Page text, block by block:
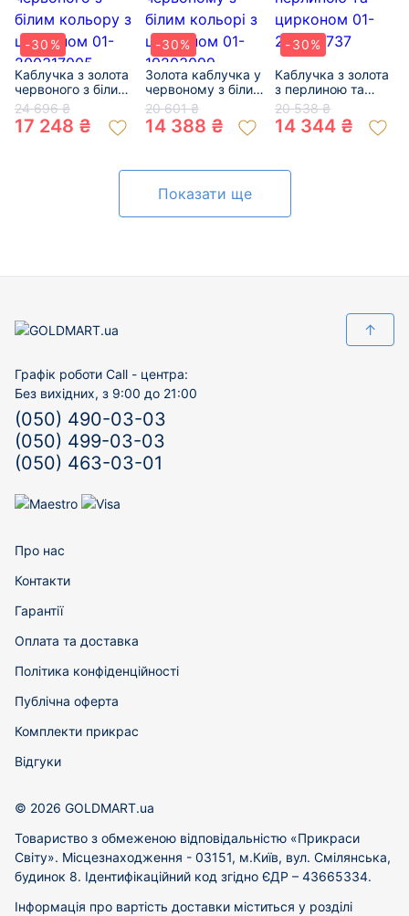
-30%
Каблучка з золота
червоного з білим
кольору з
цирконом 01-
200317005
24 696 ₴
17 248 ₴
-30%
Золота каблучка у
червоному з білим
кольорі з
цирконом 01-
19203099
20 601 ₴
14 388 ₴
-30%
Каблучка з золота
з перлиною та
цирконом 01-
200317737
20 538 ₴
14 344 ₴
Показати ще
↑
Графік роботи Call - центра:
Без вихідних, з 9:00 до 21:00
(050) 490-03-03
(050) 499-03-03
(050) 463-03-01
Про нас
Контакти
Гарантії
Оплата та доставка
Політика конфіденційності
Публічна оферта
Комплекти прикрас
Відгуки
© 2026 GOLDMART.ua
Товариство з обмеженою відповідальністю «Прикраси
Світу». Місцезнаходження - 03151, м.Київ, вул. Смілянська,
будинок 8. Ідентифікаційний код згідно ЄДР – 43665334.
Інформація про вартість доставки міститься у розділі